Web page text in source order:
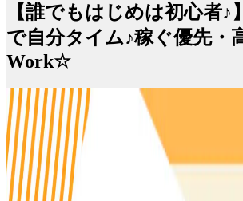
【誰でもはじめは初心者♪
で自分タイム♪稼ぐ優先・
Work☆